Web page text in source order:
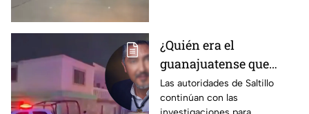
¿Quién era el
guanajuatense que
perdió la vid4 tras una
riña familiar con un
Las autoridades de Saltillo
continúan con las